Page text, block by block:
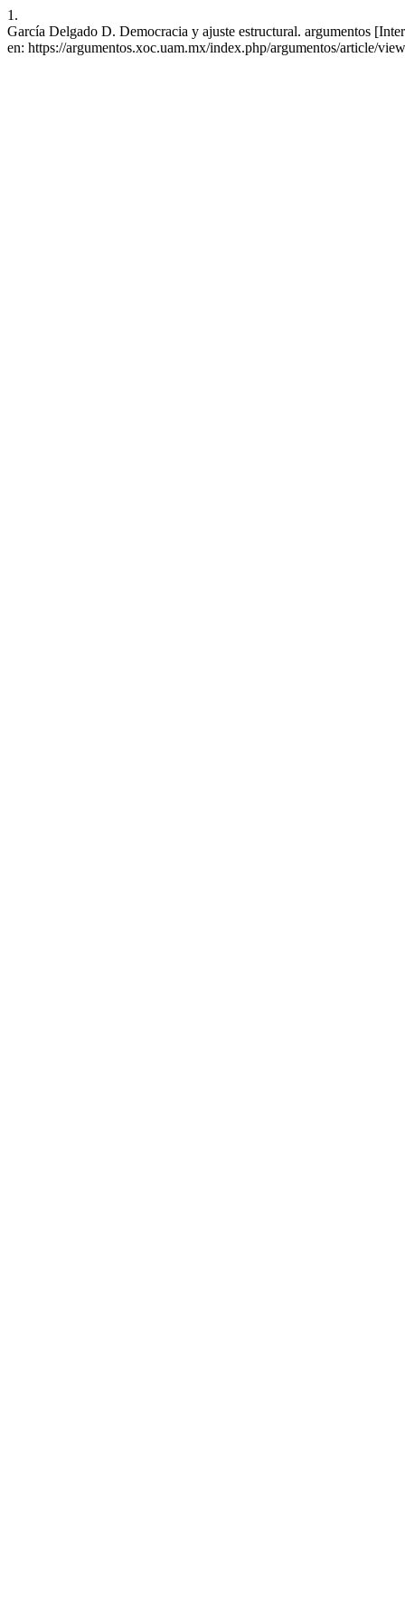
1.
García Delgado D. Democracia y ajuste estructural. argumentos
en: https://argumentos.xoc.uam.mx/index.php/argumentos/article/